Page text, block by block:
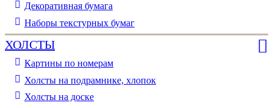
Декоративная бумага
Наборы текстурных бумаг
ХОЛСТЫ
Картины по номерам
Холсты на подрамнике, хлопок
Холсты на доске